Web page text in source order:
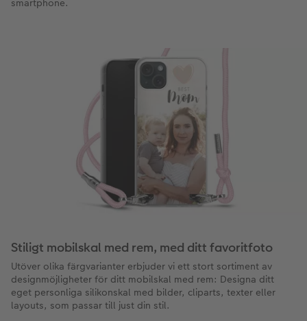
smartphone.
Stiligt mobilskal med rem, med ditt favoritfoto
Utöver olika färgvarianter erbjuder vi ett stort sortiment av
designmöjligheter för ditt mobilskal med rem: Designa ditt
eget personliga silikonskal med bilder, cliparts, texter eller
layouts, som passar till just din stil.